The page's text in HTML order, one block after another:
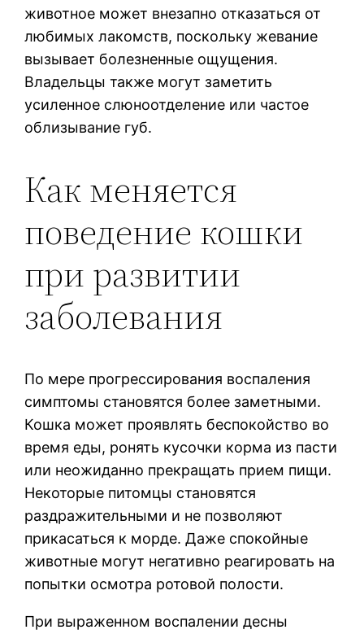
животное может внезапно отказаться от
любимых лакомств, поскольку жевание
вызывает болезненные ощущения.
Владельцы также могут заметить
усиленное слюноотделение или частое
облизывание губ.
Как меняется
поведение кошки
при развитии
заболевания
По мере прогрессирования воспаления
симптомы становятся более заметными.
Кошка может проявлять беспокойство во
время еды, ронять кусочки корма из пасти
или неожиданно прекращать прием пищи.
Некоторые питомцы становятся
раздражительными и не позволяют
прикасаться к морде. Даже спокойные
животные могут негативно реагировать на
попытки осмотра ротовой полости.
При выраженном воспалении десны